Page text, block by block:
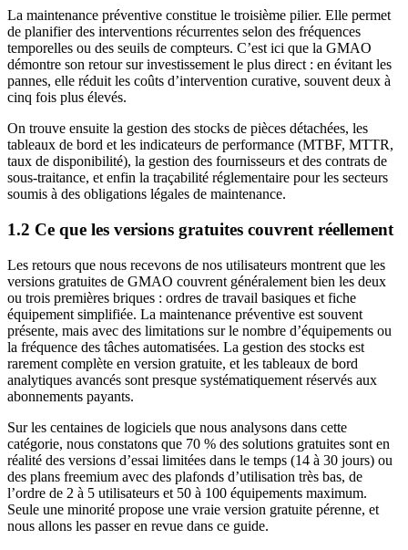
La maintenance préventive constitue le troisième pilier. Elle permet
de planifier des interventions récurrentes selon des fréquences
temporelles ou des seuils de compteurs. C’est ici que la GMAO
démontre son retour sur investissement le plus direct : en évitant les
pannes, elle réduit les coûts d’intervention curative, souvent deux à
cinq fois plus élevés.
On trouve ensuite la gestion des stocks de pièces détachées, les
tableaux de bord et les indicateurs de performance (MTBF, MTTR,
taux de disponibilité), la gestion des fournisseurs et des contrats de
sous-traitance, et enfin la traçabilité réglementaire pour les secteurs
soumis à des obligations légales de maintenance.
1.2 Ce que les versions gratuites couvrent réellement
Les retours que nous recevons de nos utilisateurs montrent que les
versions gratuites de GMAO couvrent généralement bien les deux
ou trois premières briques : ordres de travail basiques et fiche
équipement simplifiée. La maintenance préventive est souvent
présente, mais avec des limitations sur le nombre d’équipements ou
la fréquence des tâches automatisées. La gestion des stocks est
rarement complète en version gratuite, et les tableaux de bord
analytiques avancés sont presque systématiquement réservés aux
abonnements payants.
Sur les centaines de logiciels que nous analysons dans cette
catégorie, nous constatons que 70 % des solutions gratuites sont en
réalité des versions d’essai limitées dans le temps (14 à 30 jours) ou
des plans freemium avec des plafonds d’utilisation très bas, de
l’ordre de 2 à 5 utilisateurs et 50 à 100 équipements maximum.
Seule une minorité propose une vraie version gratuite pérenne, et
nous allons les passer en revue dans ce guide.